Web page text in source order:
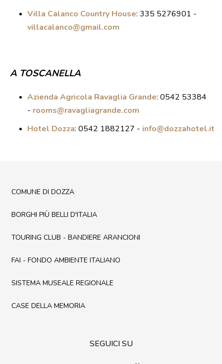
Villa Calanco Country House: 335 5276901 -
villacalanco@gmail.com
A TOSCANELLA
Azienda Agricola Ravaglia Grande: 0542 53384
- rooms@ravagliagrande.com
Hotel Dozza: 0542 1882127 - info@dozzahotel.it
COMUNE DI DOZZA
BORGHI PIÙ BELLI D'ITALIA
TOURING CLUB - BANDIERE ARANCIONI
FAI - FONDO AMBIENTE ITALIANO
SISTEMA MUSEALE REGIONALE
CASE DELLA MEMORIA
SEGUICI SU